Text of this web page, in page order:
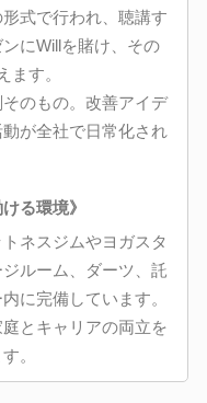
式で行われ、聴講す
にWillを賭け、その
ます。
のもの。改善アイデ
が全社で日常化され
る環境》
ネスジムやヨガスタ
ルーム、ダーツ、託
に完備しています。
とキャリアの両立を
。